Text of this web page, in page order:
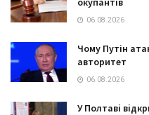
06.08.2026
Чому Путін
авторитет
06.08.2026
У Полтаві